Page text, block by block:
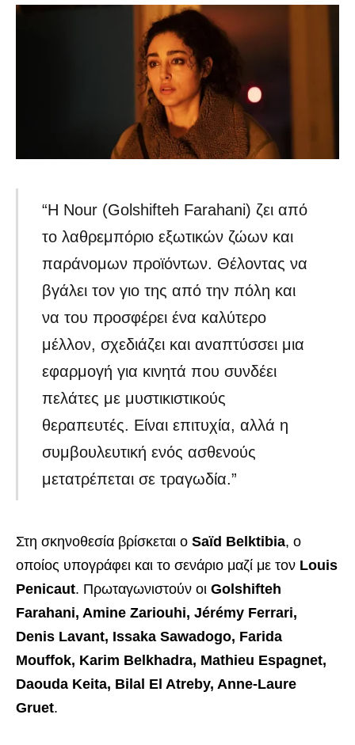
“Η Nour (Golshifteh Farahani) ζει από
το λαθρεμπόριο εξωτικών ζώων και
παράνομων προϊόντων. Θέλοντας να
βγάλει τον γιο της από την πόλη και
να του προσφέρει ένα καλύτερο
μέλλον, σχεδιάζει και αναπτύσσει μια
εφαρμογή για κινητά που συνδέει
πελάτες με μυστικιστικούς
θεραπευτές. Είναι επιτυχία, αλλά η
συμβουλευτική ενός ασθενούς
μετατρέπεται σε τραγωδία.”
Στη σκηνοθεσία βρίσκεται ο Saïd Belktibia, ο
οποίος υπογράφει και το σενάριο μαζί με τον Louis
Penicaut. Πρωταγωνιστούν οι Golshifteh
Farahani, Amine Zariouhi, Jérémy Ferrari,
Denis Lavant, Issaka Sawadogo, Farida
Mouffok, Karim Belkhadra, Mathieu Espagnet,
Daouda Keita, Bilal El Atreby, Anne-Laure
Gruet.